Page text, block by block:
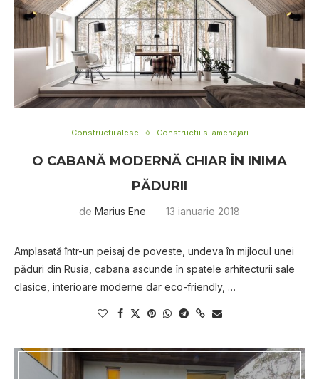
Constructii alese Constructii si amenajari
O CABANĂ MODERNĂ CHIAR ÎN INIMA
PĂDURII
de Marius Ene 13 ianuarie 2018
Amplasată într-un peisaj de poveste, undeva în mijlocul unei
păduri din Rusia, cabana ascunde în spatele arhitecturii sale
clasice, interioare moderne dar eco-friendly, …